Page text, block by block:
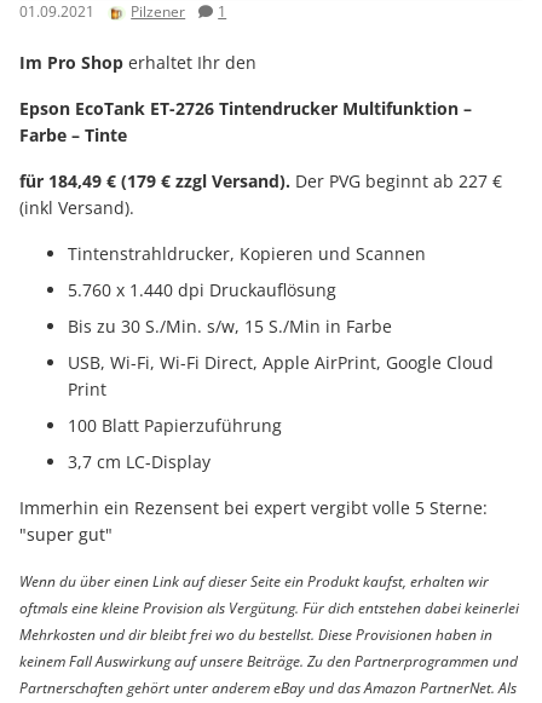
01.09.2021 Pilzener 1
Im Pro Shop erhaltet Ihr den
Epson EcoTank ET-2726 Tintendrucker Multifunktion –
Farbe – Tinte
für 184,49 € (179 € zzgl Versand). Der PVG beginnt ab 227 €
(inkl Versand).
Tintenstrahldrucker, Kopieren und Scannen
5.760 x 1.440 dpi Druckauflösung
Bis zu 30 S./Min. s/w, 15 S./Min in Farbe
USB, Wi-Fi, Wi-Fi Direct, Apple AirPrint, Google Cloud
Print
100 Blatt Papierzuführung
3,7 cm LC-Display
Immerhin ein Rezensent bei expert vergibt volle 5 Sterne:
"super gut"
Wenn du über einen Link auf dieser Seite ein Produkt kaufst, erhalten wir
oftmals eine kleine Provision als Vergütung. Für dich entstehen dabei keinerlei
Mehrkosten und dir bleibt frei wo du bestellst. Diese Provisionen haben in
keinem Fall Auswirkung auf unsere Beiträge. Zu den Partnerprogrammen und
Partnerschaften gehört unter anderem eBay und das Amazon PartnerNet. Als